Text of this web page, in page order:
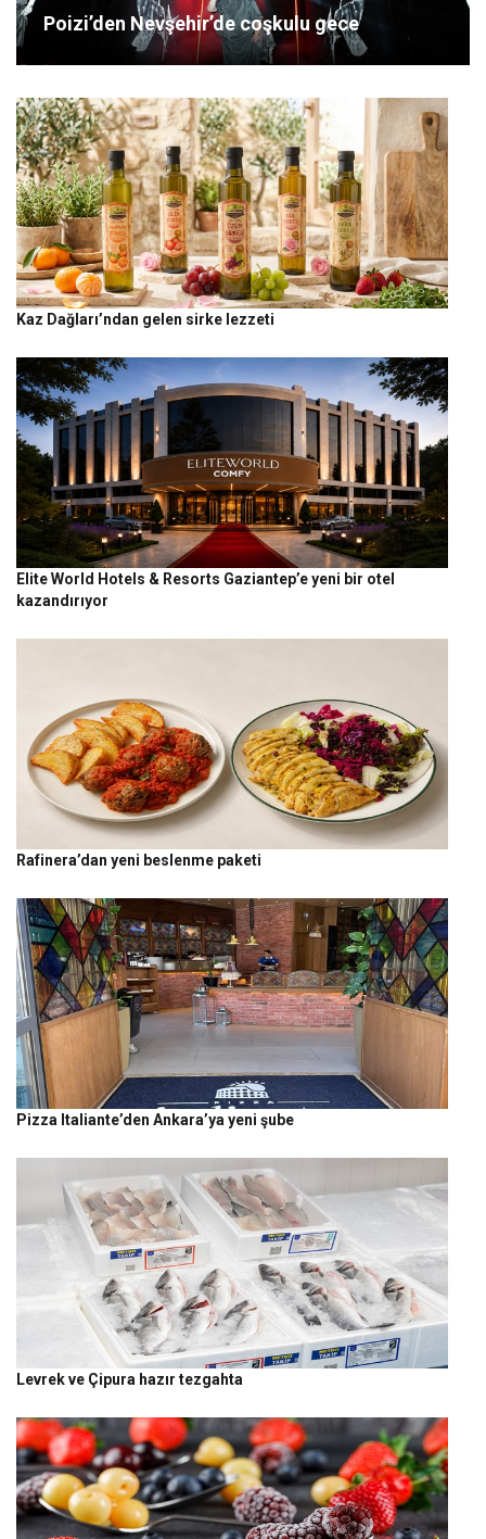
Poizi’den Nevşehir’de coşkulu gece
Kaz Dağları’ndan gelen sirke lezzeti
Elite World Hotels & Resorts Gaziantep’e yeni bir otel
kazandırıyor
Rafinera’dan yeni beslenme paketi
Pizza Italiante’den Ankara’ya yeni şube
Levrek ve Çipura hazır tezgahta